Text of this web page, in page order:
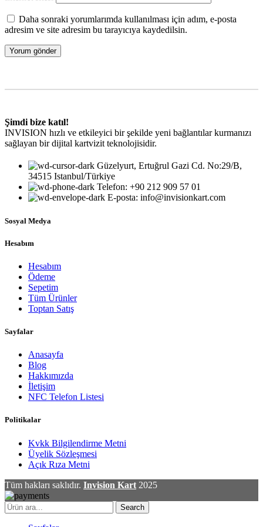
Daha sonraki yorumlarımda kullanılması için adım, e-posta
adresim ve site adresim bu tarayıcıya kaydedilsin.
Şimdi bize katıl!
INVISION hızlı ve etkileyici bir şekilde yeni bağlantılar kurmanızı
sağlayan bir dijital kartvizit teknolojisidir.
Güzelyurt, Ertuğrul Gazi Cd. No:29/B,
34515 Istanbul/Türkiye
Telefon: +90 212 909 57 01
E-posta: info@invisionkart.com
Sosyal Medya
Hesabım
Hesabım
Ödeme
Sepetim
Tüm Ürünler
Toptan Satış
Sayfalar
Anasayfa
Blog
Hakkımızda
İletişim
NFC Telefon Listesi
Politikalar
Kvkk Bilgilendirme Metni
Üyelik Sözleşmesi
Açık Rıza Metni
Tüm hakları saklıdır. Invision Kart 2025
Search